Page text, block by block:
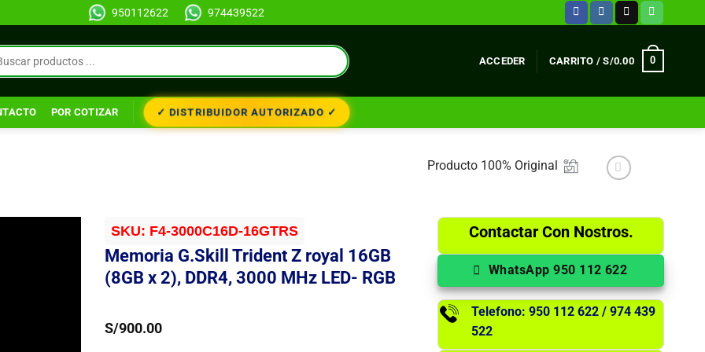
950112622 974439522
ACCEDER CARRITO /S/0.00 0
POR COTIZAR ✓ DISTRIBUIDOR AUTORIZADO ✓
Producto 100% Original
SKU: F4-3000C16D-16GTRS
Memoria G.Skill Trident Z royal 16GB
(8GB x 2), DDR4, 3000 MHz LED- RGB
S/900.00
Contactar Con Nostros.
WhatsApp 950 112 622
Telefono: 950 112 622 / 974 439
522